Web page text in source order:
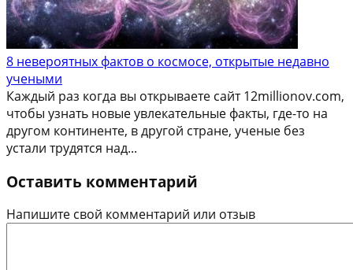
8 невероятных фактов о космосе, открытые недавно
учеными
Каждый раз когда вы открываете сайт 12millionov.com,
чтобы узнать новые увлекательные факты, где-то на
другом континенте, в другой стране, ученые без
устали трудятся над...
Оставить комментарий
Напишите свой комментарий или отзыв